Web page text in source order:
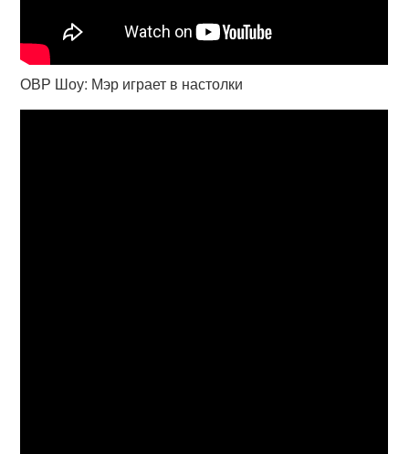
ОВР Шоу: Мэр играет в настолки